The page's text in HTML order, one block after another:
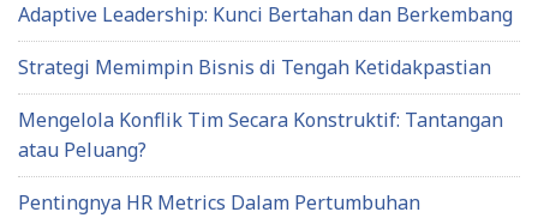
Adaptive Leadership: Kunci Bertahan dan Berkembang
Strategi Memimpin Bisnis di Tengah Ketidakpastian
Mengelola Konflik Tim Secara Konstruktif: Tantangan
atau Peluang?
Pentingnya HR Metrics Dalam Pertumbuhan